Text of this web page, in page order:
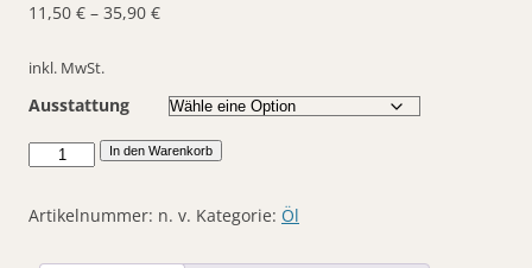
11,50 € – 35,90 €
inkl. MwSt.
Ausstattung
Knoblauch
Olivenöl
In den Warenkorb
Artikelnummer: n. v. Kategorie: Öl